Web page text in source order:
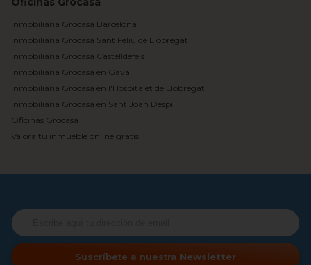
Inmobiliaria Grocasa Barcelona
Inmobiliaria Grocasa Sant Feliu de Llobregat
Inmobiliaria Grocasa Castelldefels
Inmobiliaria Grocasa en Gavà
Inmobiliaria Grocasa en l'Hospitalet de Llobregat
Inmobiliaria Grocasa en Sant Joan Despí
Oficinas Grocasa
Valora tu inmueble online gratis
Suscríbete a nuestra Newsletter